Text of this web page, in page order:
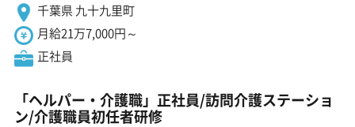
千葉県 九十九里町
月給21万7,000円～
正社員
「ヘルパー・介護職」正社員/訪問介護ステーショ
ン/介護職員初任者研修